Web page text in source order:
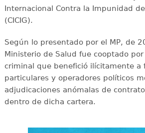
Internacional Contra la Impunidad
(CICIG).
Según lo presentado por el MP, de
Ministerio de Salud fue cooptado
criminal que benefició ilícitamente a
particulares y operadores políticos
adjudicaciones anómalas de
dentro de dicha cartera.